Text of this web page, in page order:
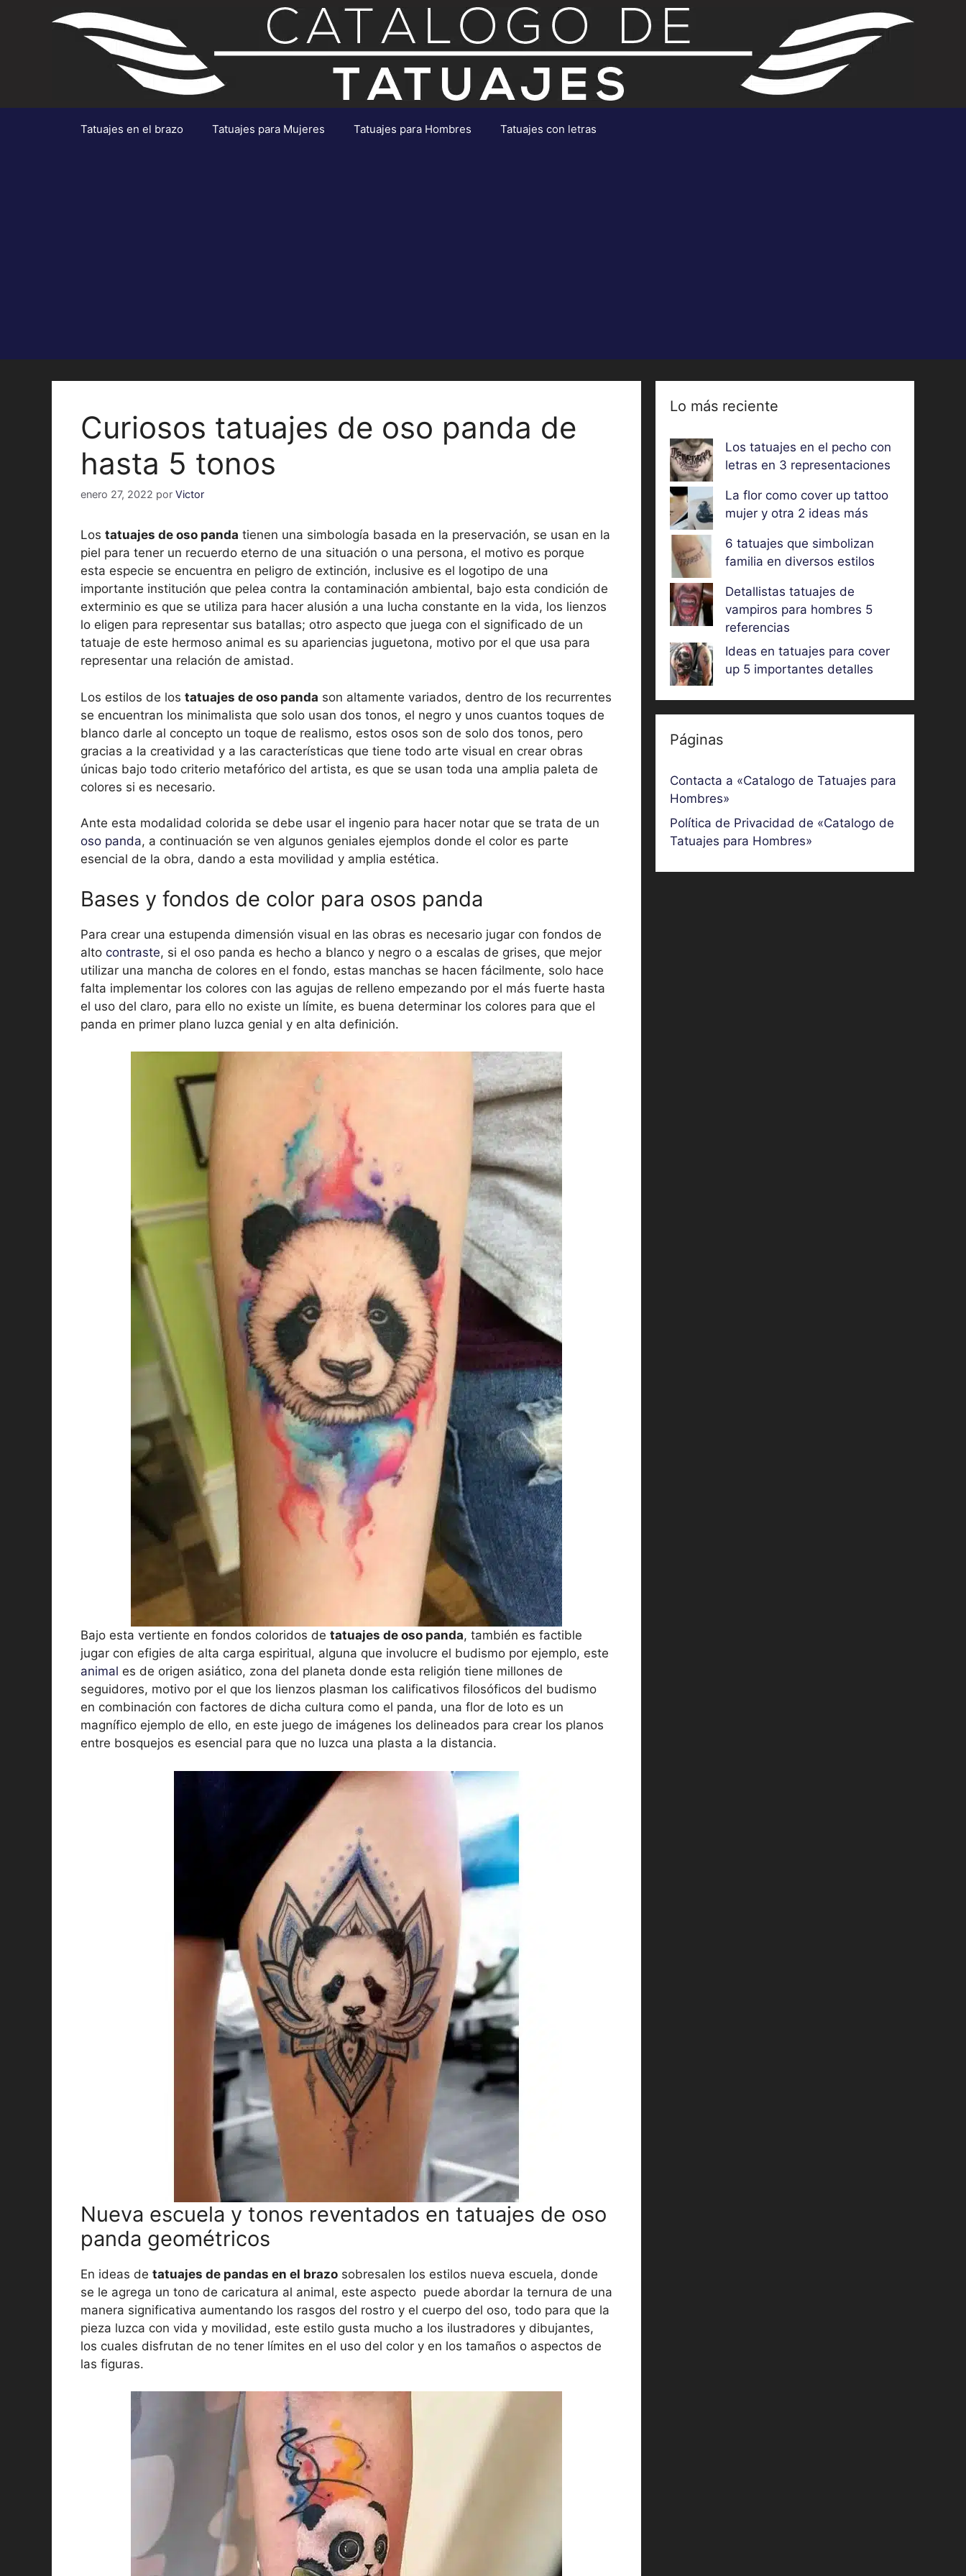
Tatuajes en el brazo Tatuajes para Mujeres Tatuajes para Hombres Tatuajes con letras
Curiosos tatuajes de oso panda de
hasta 5 tonos
enero 27, 2022 por Victor
Los tatuajes de oso panda tienen una simbología basada en la preservación, se usan en la
piel para tener un recuerdo eterno de una situación o una persona, el motivo es porque
esta especie se encuentra en peligro de extinción, inclusive es el logotipo de una
importante institución que pelea contra la contaminación ambiental, bajo esta condición de
exterminio es que se utiliza para hacer alusión a una lucha constante en la vida, los lienzos
lo eligen para representar sus batallas; otro aspecto que juega con el significado de un
tatuaje de este hermoso animal es su apariencias juguetona, motivo por el que usa para
representar una relación de amistad.
Los estilos de los tatuajes de oso panda son altamente variados, dentro de los recurrentes
se encuentran los minimalista que solo usan dos tonos, el negro y unos cuantos toques de
blanco darle al concepto un toque de realismo, estos osos son de solo dos tonos, pero
gracias a la creatividad y a las características que tiene todo arte visual en crear obras
únicas bajo todo criterio metafórico del artista, es que se usan toda una amplia paleta de
colores si es necesario.
Ante esta modalidad colorida se debe usar el ingenio para hacer notar que se trata de un
oso panda, a continuación se ven algunos geniales ejemplos donde el color es parte
esencial de la obra, dando a esta movilidad y amplia estética.
Bases y fondos de color para osos panda
Para crear una estupenda dimensión visual en las obras es necesario jugar con fondos de
alto contraste, si el oso panda es hecho a blanco y negro o a escalas de grises, que mejor
utilizar una mancha de colores en el fondo, estas manchas se hacen fácilmente, solo hace
falta implementar los colores con las agujas de relleno empezando por el más fuerte hasta
el uso del claro, para ello no existe un límite, es buena determinar los colores para que el
panda en primer plano luzca genial y en alta definición.
Bajo esta vertiente en fondos coloridos de tatuajes de oso panda, también es factible
jugar con efigies de alta carga espiritual, alguna que involucre el budismo por ejemplo, este
animal es de origen asiático, zona del planeta donde esta religión tiene millones de
seguidores, motivo por el que los lienzos plasman los calificativos filosóficos del budismo
en combinación con factores de dicha cultura como el panda, una flor de loto es un
magnífico ejemplo de ello, en este juego de imágenes los delineados para crear los planos
entre bosquejos es esencial para que no luzca una plasta a la distancia.
Nueva escuela y tonos reventados en tatuajes de oso
panda geométricos
En ideas de tatuajes de pandas en el brazo sobresalen los estilos nueva escuela, donde
se le agrega un tono de caricatura al animal, este aspecto puede abordar la ternura de una
manera significativa aumentando los rasgos del rostro y el cuerpo del oso, todo para que la
pieza luzca con vida y movilidad, este estilo gusta mucho a los ilustradores y dibujantes,
los cuales disfrutan de no tener límites en el uso del color y en los tamaños o aspectos de
las figuras.
Lo más reciente
Los tatuajes en el pecho con
letras en 3 representaciones
La flor como cover up tattoo
mujer y otra 2 ideas más
6 tatuajes que simbolizan
familia en diversos estilos
Detallistas tatuajes de
vampiros para hombres 5
referencias
Ideas en tatuajes para cover
up 5 importantes detalles
Páginas
Contacta a «Catalogo de Tatuajes para
Hombres»
Política de Privacidad de «Catalogo de
Tatuajes para Hombres»